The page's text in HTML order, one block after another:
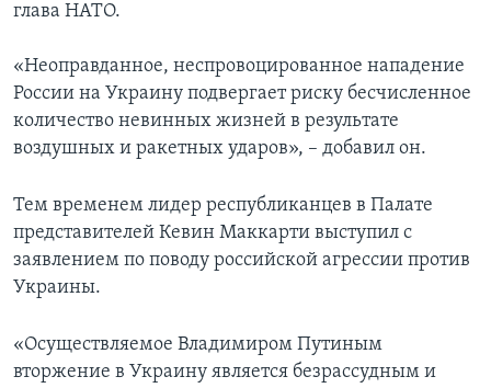
глава НАТО.
«Неоправданное, неспровоцированное нападение
России на Украину подвергает риску бесчисленное
количество невинных жизней в результате
воздушных и ракетных ударов», – добавил он.
Тем временем лидер республиканцев в Палате
представителей Кевин Маккарти выступил с
заявлением по поводу российской агрессии против
Украины.
«Осуществляемое Владимиром Путиным
вторжение в Украину является безрассудным и